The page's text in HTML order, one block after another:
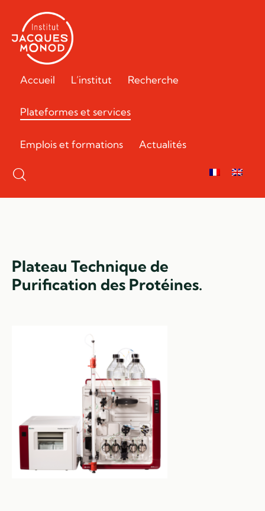
Accueil L’institut Recherche
Plateformes et services
Emplois et formations Actualités
Plateau Technique de
Purification des Protéines.